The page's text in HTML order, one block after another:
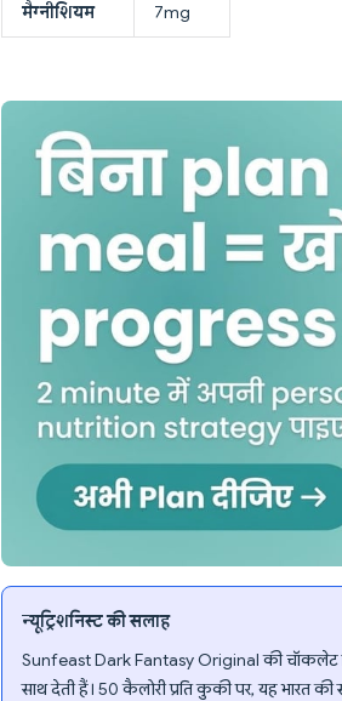
मैग्नीशियम 7mg
न्यूट्रिशनिस्ट की सलाह
Sunfeast Dark Fantasy Original की चॉकलेट
साथ देती हैं। 50 कैलोरी प्रति कुकी पर, यह भारत